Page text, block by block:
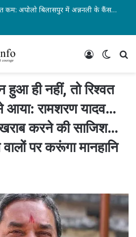
डीआर स्वीकृति में बड़ी राहत: अब मध्यप्रदेश और छत्तीसगढ़ स्वतंत्र रूप से ले सकेंगे निर्णय… पेंशनर्स एसोसिएशन के जिलाध्यक्ष आरके वर्मा सहित पदाधिकारियों ने किया स्वागत…
Log In
ही नहीं, तो रिश्वत
आया: रामशरण यादव…
करने की साजिश…
पर करूंगा मानहानि